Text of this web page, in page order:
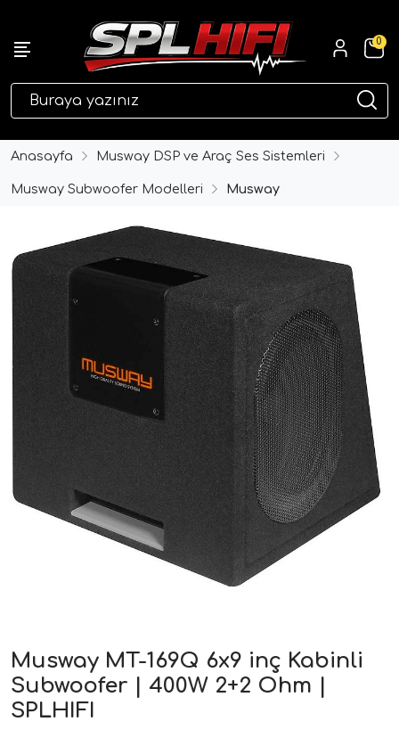
0
Anasayfa Musway DSP ve Araç Ses Sistemleri
Musway Subwoofer Modelleri Musway
Musway MT-169Q 6x9 inç Kabinli
Subwoofer | 400W 2+2 Ohm |
SPLHIFI